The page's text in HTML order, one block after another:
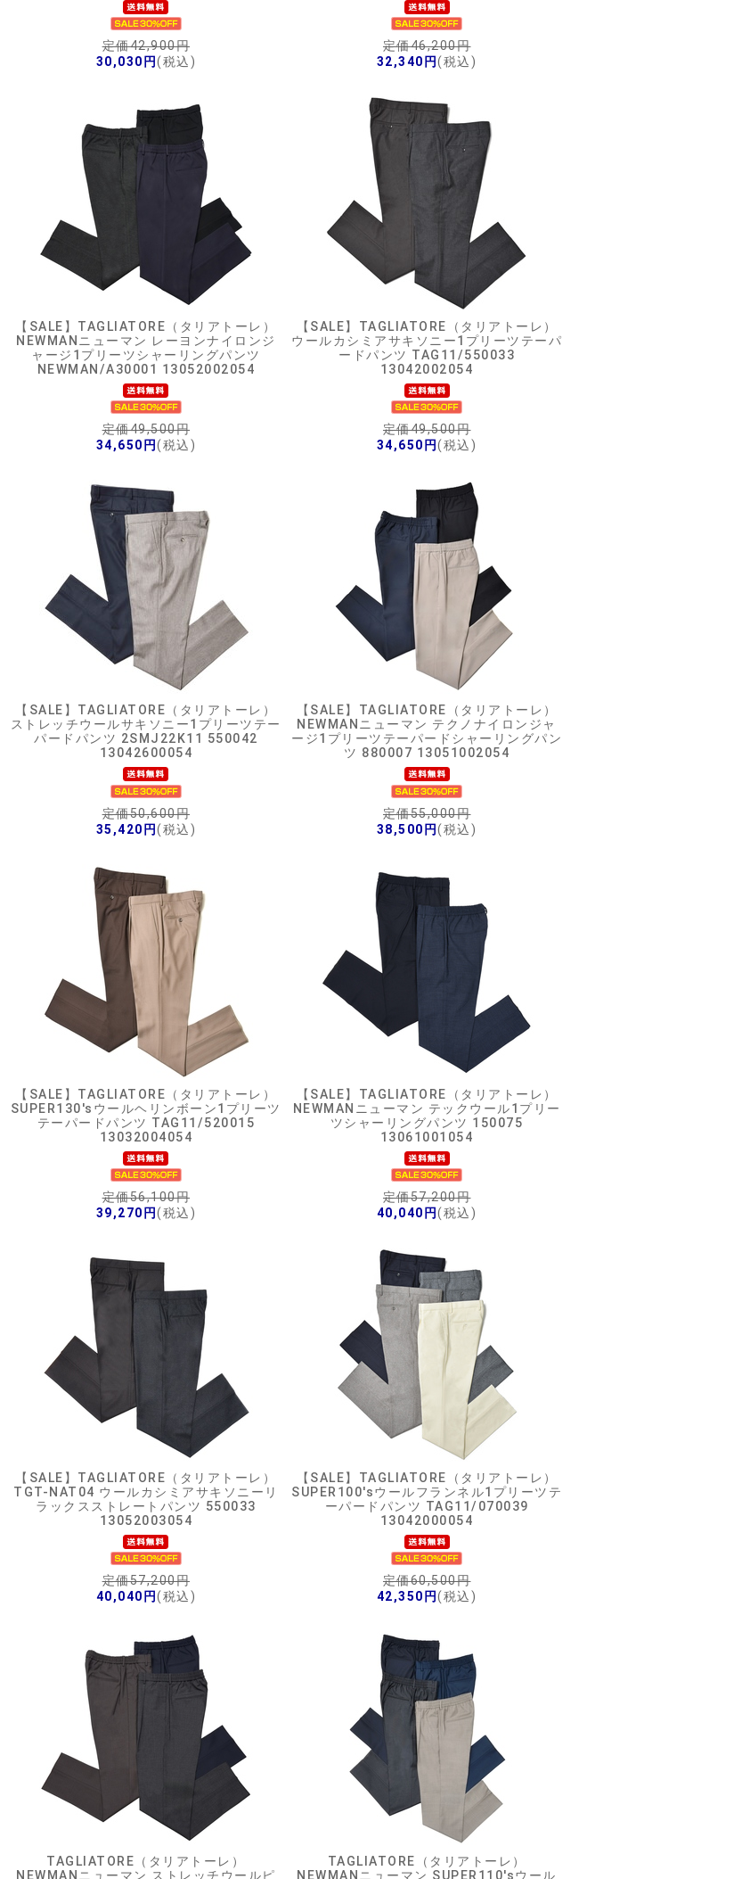
定価42,900円
30,030円(税込)
定価46,200円
32,340円(税込)
【SALE】 TAGLIATORE（タリアトーレ）
NEWMANニューマン レーヨンナイロンジ
ャージ1プリーツシャーリングパンツ
NEWMAN/A30001 13052002054
定価49,500円
34,650円(税込)
【SALE】 TAGLIATORE（タリアトーレ）
ウールカシミアサキソニー1プリーツテーパ
ードパンツ TAG11/550033
13042002054
定価49,500円
34,650円(税込)
【SALE】 TAGLIATORE（タリアトーレ）
ストレッチウールサキソニー1プリーツテー
パードパンツ 2SMJ22K11 550042
13042600054
定価50,600円
35,420円(税込)
【SALE】 TAGLIATORE（タリアトーレ）
NEWMANニューマン テクノナイロンジャ
ージ1プリーツテーパードシャーリングパン
ツ 880007 13051002054
定価55,000円
38,500円(税込)
【SALE】 TAGLIATORE（タリアトーレ）
SUPER130'sウールヘリンボーン1プリーツ
テーパードパンツ TAG11/520015
13032004054
定価56,100円
39,270円(税込)
【SALE】 TAGLIATORE（タリアトーレ）
NEWMANニューマン テックウール1プリー
ツシャーリングパンツ 150075
13061001054
定価57,200円
40,040円(税込)
【SALE】 TAGLIATORE（タリアトーレ）
TGT-NAT04 ウールカシミアサキソニーリ
ラックスストレートパンツ 550033
13052003054
定価57,200円
40,040円(税込)
【SALE】 TAGLIATORE（タリアトーレ）
SUPER100'sウールフランネル1プリーツテ
ーパードパンツ TAG11/070039
13042000054
定価60,500円
42,350円(税込)
TAGLIATORE（タリアトーレ）
NEWMANニューマン ストレッチウールピ
TAGLIATORE（タリアトーレ）
NEWMANニューマン SUPER110'sウール